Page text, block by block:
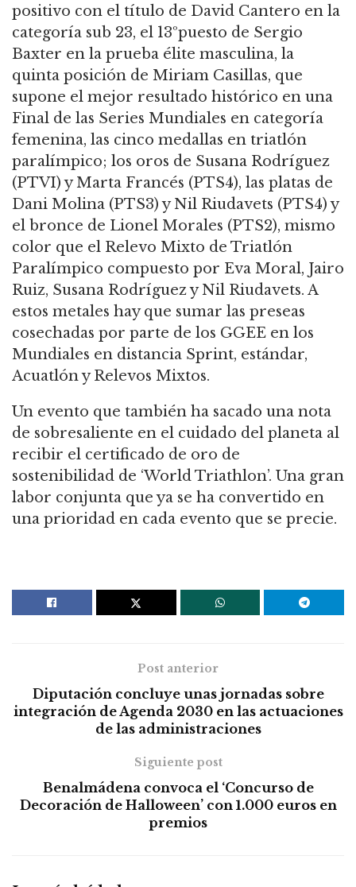
positivo con el título de David Cantero en la
categoría sub 23, el 13ºpuesto de Sergio
Baxter en la prueba élite masculina, la
quinta posición de Miriam Casillas, que
supone el mejor resultado histórico en una
Final de las Series Mundiales en categoría
femenina, las cinco medallas en triatlón
paralímpico; los oros de Susana Rodríguez
(PTVI) y Marta Francés (PTS4), las platas de
Dani Molina (PTS3) y Nil Riudavets (PTS4) y
el bronce de Lionel Morales (PTS2), mismo
color que el Relevo Mixto de Triatlón
Paralímpico compuesto por Eva Moral, Jairo
Ruiz, Susana Rodríguez y Nil Riudavets. A
estos metales hay que sumar las preseas
cosechadas por parte de los GGEE en los
Mundiales en distancia Sprint, estándar,
Acuatlóny Relevos Mixtos.
Un evento que también ha sacado una nota
de sobresaliente en el cuidado del planeta al
recibir el certificado de oro de
sostenibilidad de ‘World Triathlon’. Una gran
labor conjunta que ya se ha convertido en
una prioridad en cada evento que se precie.
Post anterior
Diputación concluye unas jornadas sobre
integración de Agenda 2030 en las actuaciones
de las administraciones
Siguiente post
Benalmádena convoca el ‘Concurso de
Decoración de Halloween’ con 1.000 euros en
premios